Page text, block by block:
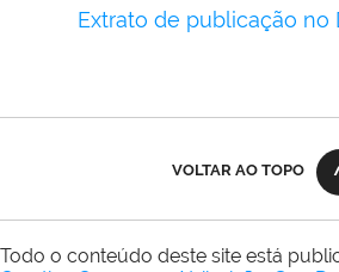
Extrato de publicação no
VOLTAR AO TOPO
Todo o conteúdo deste site está